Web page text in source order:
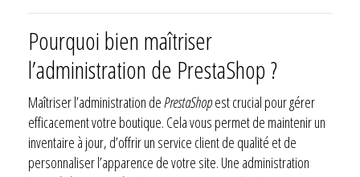
Pourquoi bien maîtriser
l’administration de PrestaShop ?
Maîtriser l’administration dePrestaShopest crucial pour gérer
efficacement votre boutique. Cela vous permet de maintenir un
inventaire à jour, d’offrir un service client de qualité et de
personnaliser l’apparence de votre site. Une administration